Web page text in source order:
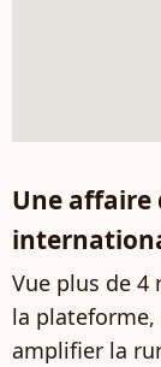
Une affaire
Vue plus de
la
amplifier la